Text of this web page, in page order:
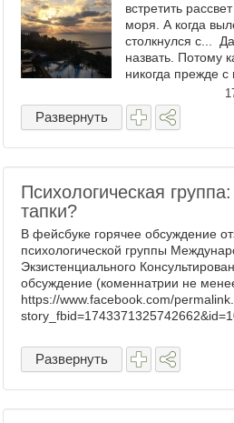
встретить
моря. А когда
столкнулся с...
назвать. Потому
никогда прежде с
Это вход в
Развернуть
Психологическая
тапки?
В фейсбуке горячее обсуждение
психологической группы
Экзистенциального
обсуждение (коменнатрии не
https://www.facebook.com/
Развернуть